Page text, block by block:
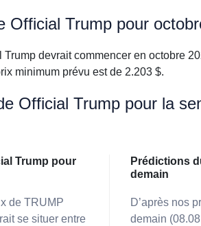
Official Trump pour
devrait commencer en octobre
minimum prévu est de 2.203 $.
Official Trump pour la
Trump pour
de TRUMP
se situer entre
Prédictions
demain
D’après nos
demain